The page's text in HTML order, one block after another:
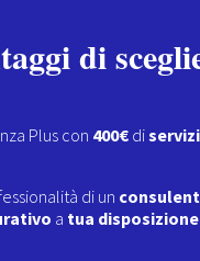
di
Plus con 400€ di
di un
a tua disposizione